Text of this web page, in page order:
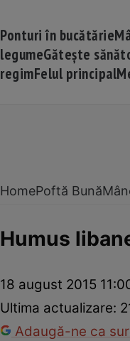
Ponturi în bucătărie
legumeGătește
regimFelul principal
HomePoftă Bună
Humus
18 august 2015
Ultima actualizare:
Adaugă-ne ca